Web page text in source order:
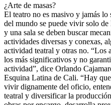
¿Arte de masas?
El teatro no es masivo y jamás
del mundo se puede vivir solo
y una sala se deben buscar
actividades diversas y conexas,
actividad teatral y otras no. “Los
los más significativos y no
actividad”, dice Orlando
Esquina Latina de Cali. “Hay
vivir dignamente del oficio,
teatral y diversificar la